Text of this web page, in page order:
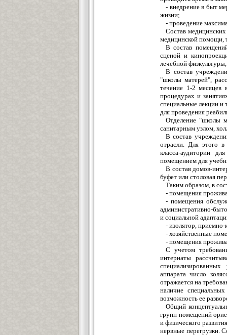
- внедрение в быт
жизни;
- проведение
Состав
медицинской помощи,
В состав
сценой и
лечебной
В состав
"школы матерей",
течение 1-2 месяцев
процедурах и
специальные лекции и
для проведения
Отделение "школы
санитарным узлом,
В состав
отрасли. Для этого
класса-аудитории
помещением для
В состав домов-
буфет или столовая
Таким образом, в
- помещения
- помещения
административно-
и социальной
- изолятор,
- хозяйственные
- помещения
С учетом
интернаты
аппарата число
отражается на
наличие
возможность ее
Общий
групп помещений
и физического
нервные перегрузки.